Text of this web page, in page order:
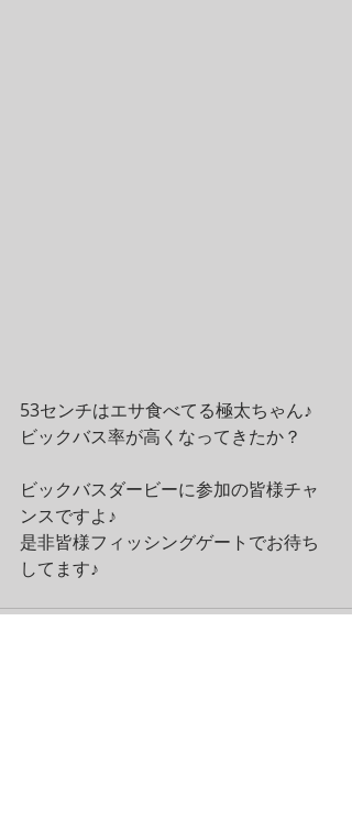
53センチはエサ食べてる極太ちゃん♪
ビックバス率が高くなってきたか？
ビックバスダービーに参加の皆様チャ
ンスですよ♪
是非皆様フィッシングゲートでお待ち
してます♪